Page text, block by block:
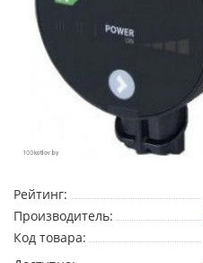
Рейтинг:
Производитель:
Код товара: